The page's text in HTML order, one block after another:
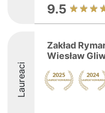
9.5
Laureaci
Zakład
Wiesław